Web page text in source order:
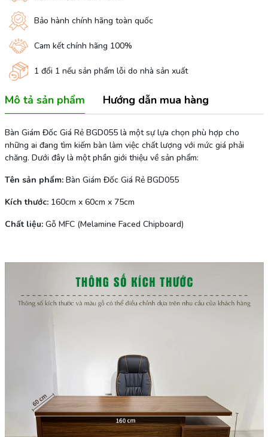
Bảo hành chính hãng toàn quốc
Cam kết chính hãng 100%
1 đổi 1 nếu sản phẩm lỗi do nhà sản xuất
Mô tả sản phẩm Hướng dẫn mua hàng
Bàn Giám Đốc Giá Rẻ BGD055 là một sự lựa chọn phù hợp cho
những ai đang tìm kiếm bàn làm việc chất lượng với mức giá phải
chăng. Dưới đây là một phần giới thiệu về sản phẩm:
Tên sản phẩm:Bàn Giám Đốc Giá Rẻ BGD055
Kích thước:160cm x 60cm x 75cm
Chất liệu:Gỗ MFC (Melamine Faced Chipboard)